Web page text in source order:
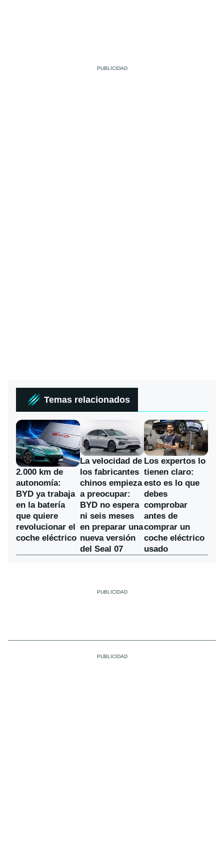
Temas relacionados
2.000 km de
autonomía:
BYD ya trabaja
en la batería
que quiere
revolucionar el
coche eléctrico
La velocidad de
los fabricantes
chinos empieza
a preocupar:
BYD no espera
ni seis meses
en preparar una
nueva versión
del Seal 07
Los expertos lo
tienen claro:
esto es lo que
debes
comprobar
antes de
comprar un
coche eléctrico
usado